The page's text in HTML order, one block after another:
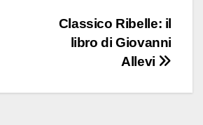
Classico Ribelle: il
libro di Giovanni
Allevi